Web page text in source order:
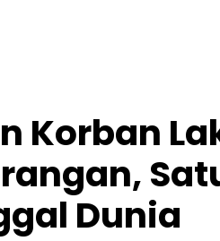
Korban
Dunia